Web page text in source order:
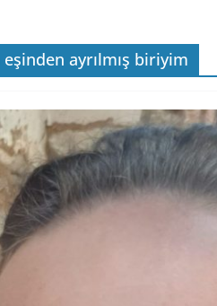
ayrılmış biriyim